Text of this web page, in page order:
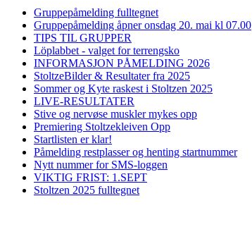
Gruppepåmelding fulltegnet
Gruppepåmelding åpner onsdag 20. mai kl 07.00
TIPS TIL GRUPPER
Löplabbet - valget for terrengsko
INFORMASJON PÅMELDING 2026
StoltzeBilder & Resultater fra 2025
Sommer og Kyte raskest i Stoltzen 2025
LIVE-RESULTATER
Stive og nervøse muskler mykes opp
Premiering Stoltzekleiven Opp
Startlisten er klar!
Påmelding restplasser og henting startnummer
Nytt nummer for SMS-loggen
VIKTIG FRIST: 1.SEPT
Stoltzen 2025 fulltegnet